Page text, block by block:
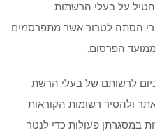
על בעלי הרשתות
הסתה לטרור אשר מתפרסמים
לרשותם של בעלי הרשת
ולהסיר רשומות הקוראות
במסגרתן פעולות כדי לנטר